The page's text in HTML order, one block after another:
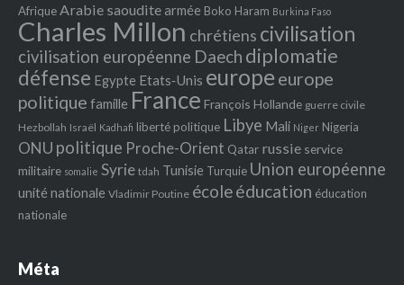
AfriqueArabie saoudite armée Boko Haram Burkina Faso
Charles Millon chrétiens civilisation
civilisation européenne Daech diplomatie
défense Egypte Etats‐Unis europeeurope
politique famille France François Hollande guerre civile
Hezbollah Israël Kadhafi liberté politique Libye Mali Niger Nigeria
ONU politique Proche-Orient Qatar russie service
militaire somalie Syrie tdah Tunisie Turquie Union européenne
unité nationale Vladimir Poutine écoleéducation éducation
nationale
Méta